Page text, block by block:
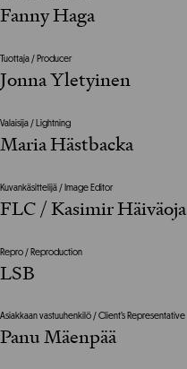
Fanny Haga
Tuottaja / Producer
Jonna Yletyinen
Valaisija / Lightning
Maria Hästbacka
Kuvankäsittelijä / Image Editor
FLC / Kasimir Häiväoja
Repro / Reproduction
LSB
Asiakkaan vastuuhenkilö / Client’s Representative
Panu Mäenpää